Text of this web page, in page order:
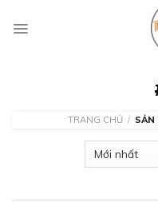
TRANG CHỦ / SẢN